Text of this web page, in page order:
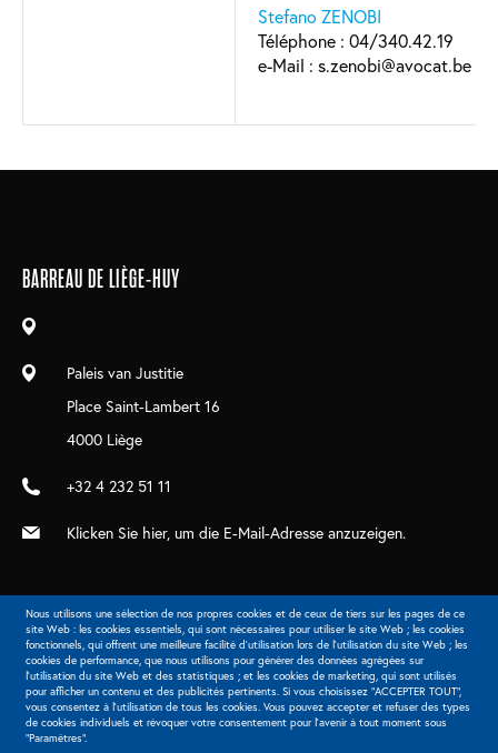
Stefano ZENOBI
Téléphone : 04/340.42.19
e-Mail : s.zenobi@avocat.be
navigation
Nous utilisons une sélection de nos propres cookies et de ceux de tiers sur les pages de ce
site Web : les cookies essentiels, qui sont nécessaires pour utiliser le site Web ; les cookies
fonctionnels, qui offrent une meilleure facilité d'utilisation lors de l'utilisation du site Web ; les
cookies de performance, que nous utilisons pour générer des données agrégées sur
l'utilisation du site Web et des statistiques ; et les cookies de marketing, qui sont utilisés
pour afficher un contenu et des publicités pertinents. Si vous choisissez "ACCEPTER TOUT",
vous consentez à l'utilisation de tous les cookies. Vous pouvez accepter et refuser des types
de cookies individuels et révoquer votre consentement pour l'avenir à tout moment sous
"Paramètres".
BARREAU DE LIÈGE-HUY
Paleis van Justitie
Place Saint-Lambert 16
4000 Liège
+32 4 232 51 11
Klicken Sie hier, um die E-Mail-Adresse anzuzeigen.
Extranet